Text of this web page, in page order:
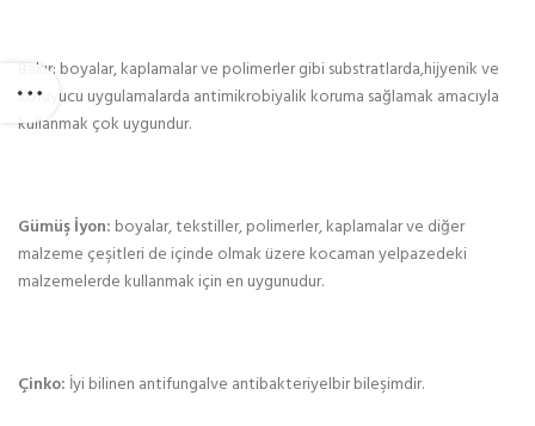
Bakır: boyalar, kaplamalar ve polimerler gibi substratlarda,hijyenik ve
koruyucu uygulamalarda antimikrobiyalik koruma sağlamak amacıyla
kullanmak çok uygundur.
Gümüş İyon: boyalar, tekstiller, polimerler, kaplamalar ve diğer
malzeme çeşitleri de içinde olmak üzere kocaman yelpazedeki
malzemelerde kullanmak için en uygunudur.
Çinko: İyi bilinen antifungalve antibakteriyelbir bileşimdir.